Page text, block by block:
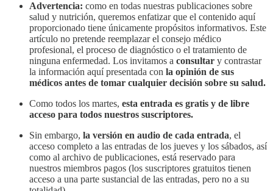
Advertencia: como en todas nuestras publicaciones sobre
salud y nutrición, queremos enfatizar que el contenido aquí
proporcionado tiene únicamente propósitos informativos. Este
artículo no pretende reemplazar el consejo médico
profesional, el proceso de diagnóstico o el tratamiento de
ninguna enfermedad. Los invitamos a consultar y contrastar
la información aquí presentada con la opinión de sus
médicos antes de tomar cualquier decisión sobre su salud.
Como todos los martes, esta entrada es gratis y de libre
acceso para todos nuestros suscriptores.
Sin embargo, la versión en audio de cada entrada, el
acceso completo a las entradas de los jueves y los sábados, así
como al archivo de publicaciones, está reservado para
nuestros miembros pagos (los suscriptores gratuitos tienen
acceso a una parte sustancial de las entradas, pero no a su